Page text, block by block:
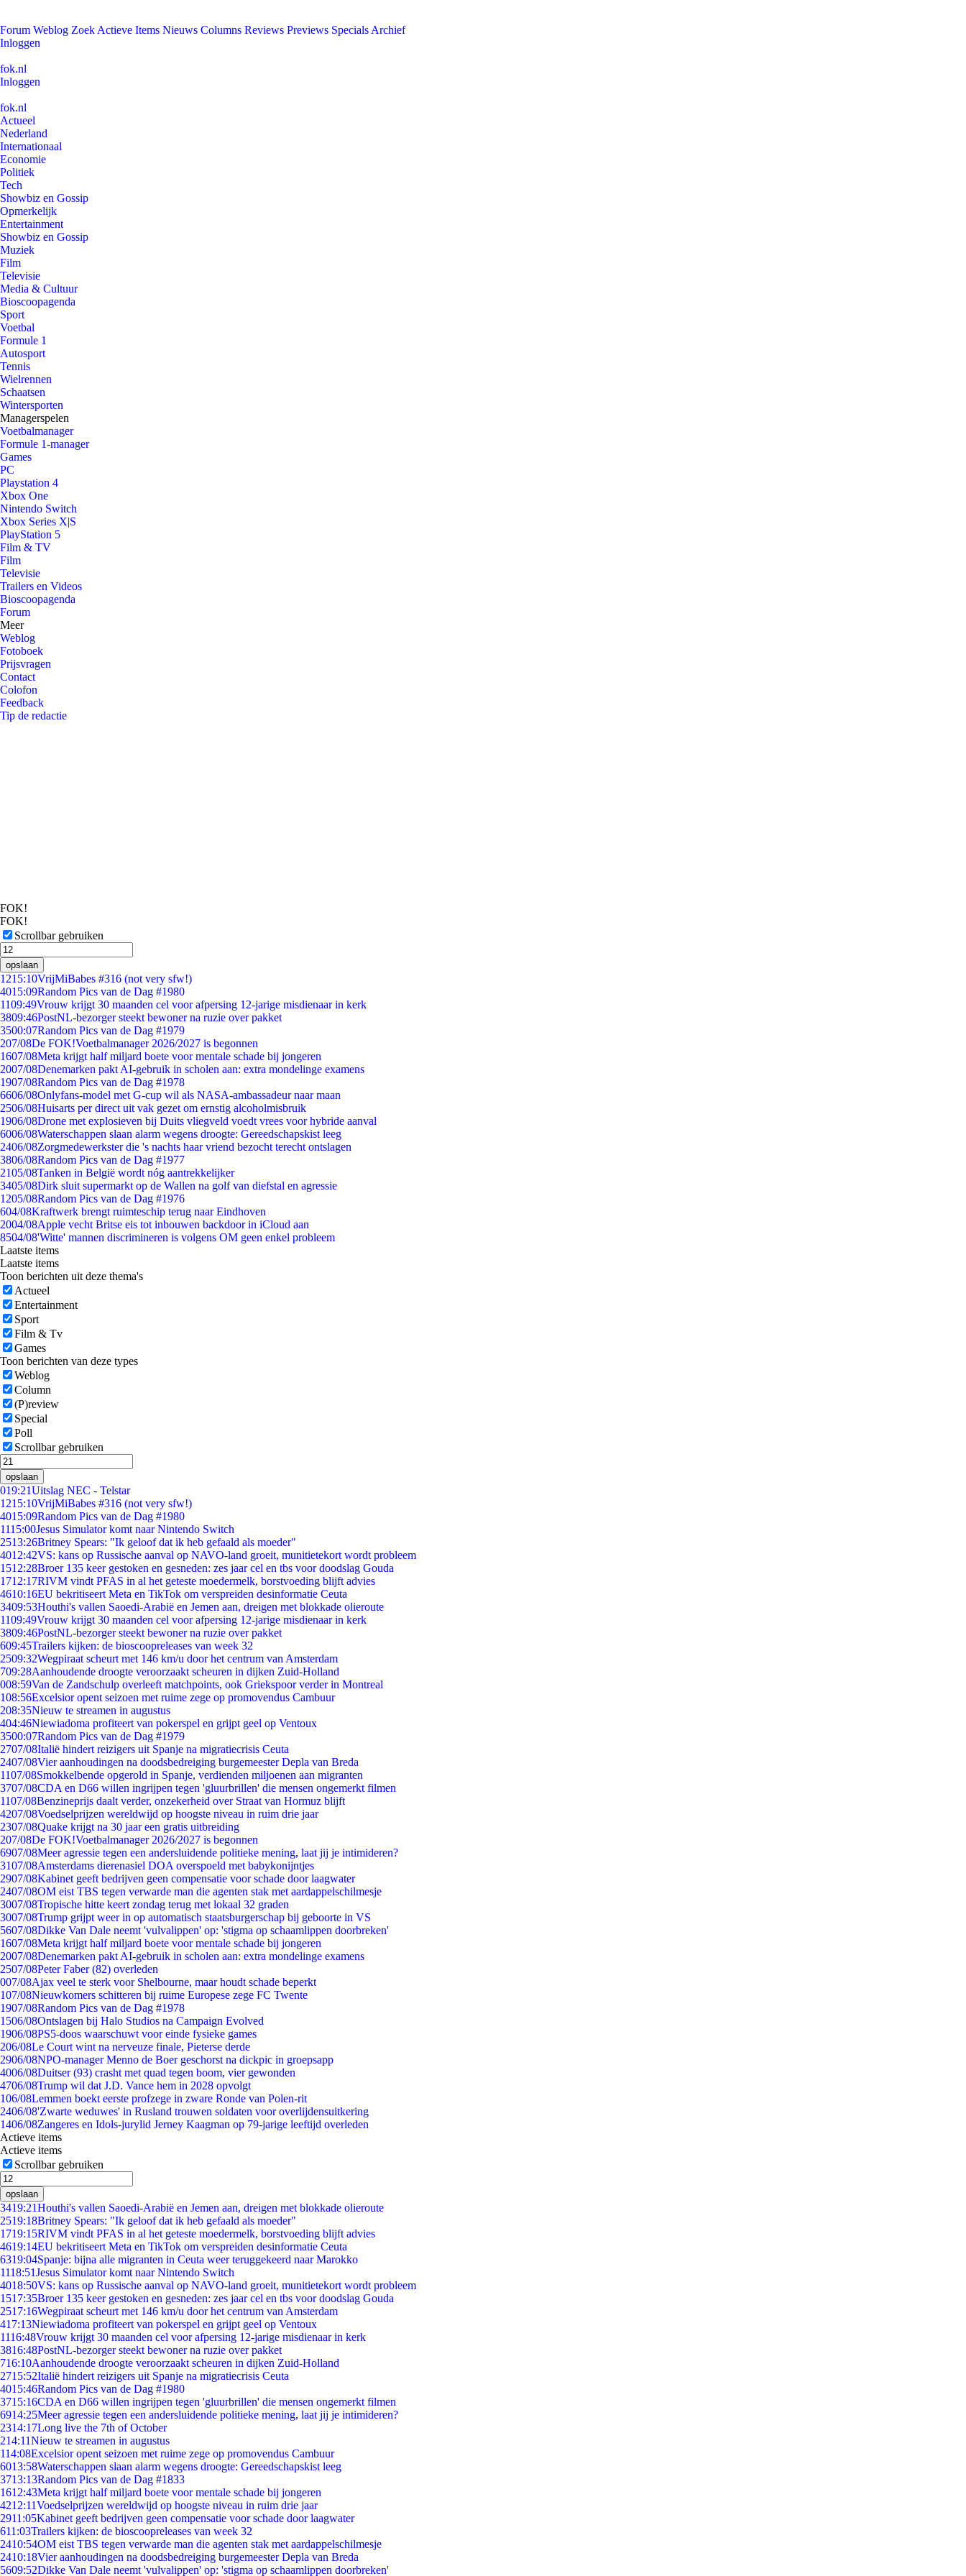
Forum Weblog Zoek Actieve Items Nieuws Columns Reviews Previews Specials Archief
Inloggen
fok.nl
Inloggen
fok.nl
Actueel
Nederland
Internationaal
Economie
Politiek
Tech
Showbiz en Gossip
Opmerkelijk
Entertainment
Showbiz en Gossip
Muziek
Film
Televisie
Media & Cultuur
Bioscoopagenda
Sport
Voetbal
Formule 1
Autosport
Tennis
Wielrennen
Schaatsen
Wintersporten
Managerspelen
Voetbalmanager
Formule 1-manager
Games
PC
Playstation 4
Xbox One
Nintendo Switch
Xbox Series X|S
PlayStation 5
Film & TV
Film
Televisie
Trailers en Videos
Bioscoopagenda
Forum
Meer
Weblog
Fotoboek
Prijsvragen
Contact
Colofon
Feedback
Tip de redactie
FOK!
FOK!
Scrollbar gebruiken
opslaan
1215:10VrijMiBabes #316 (not very sfw!)
4015:09Random Pics van de Dag #1980
1109:49Vrouw krijgt 30 maanden cel voor afpersing 12-jarige misdienaar in kerk
3809:46PostNL-bezorger steekt bewoner na ruzie over pakket
3500:07Random Pics van de Dag #1979
207/08De FOK!Voetbalmanager 2026/2027 is begonnen
1607/08Meta krijgt half miljard boete voor mentale schade bij jongeren
2007/08Denemarken pakt AI-gebruik in scholen aan: extra mondelinge examens
1907/08Random Pics van de Dag #1978
6606/08Onlyfans-model met G-cup wil als NASA-ambassadeur naar maan
2506/08Huisarts per direct uit vak gezet om ernstig alcoholmisbruik
1906/08Drone met explosieven bij Duits vliegveld voedt vrees voor hybride aanval
6006/08Waterschappen slaan alarm wegens droogte: Gereedschapskist leeg
2406/08Zorgmedewerkster die 's nachts haar vriend bezocht terecht ontslagen
3806/08Random Pics van de Dag #1977
2105/08Tanken in België wordt nóg aantrekkelijker
3405/08Dirk sluit supermarkt op de Wallen na golf van diefstal en agressie
1205/08Random Pics van de Dag #1976
604/08Kraftwerk brengt ruimteschip terug naar Eindhoven
2004/08Apple vecht Britse eis tot inbouwen backdoor in iCloud aan
8504/08'Witte' mannen discrimineren is volgens OM geen enkel probleem
Laatste items
Laatste items
Toon berichten uit deze thema's
Actueel
Entertainment
Sport
Film & Tv
Games
Toon berichten van deze types
Weblog
Column
(P)review
Special
Poll
Scrollbar gebruiken
opslaan
019:21Uitslag NEC - Telstar
1215:10VrijMiBabes #316 (not very sfw!)
4015:09Random Pics van de Dag #1980
1115:00Jesus Simulator komt naar Nintendo Switch
2513:26Britney Spears: "Ik geloof dat ik heb gefaald als moeder"
4012:42VS: kans op Russische aanval op NAVO-land groeit, munitietekort wordt probleem
1512:28Broer 135 keer gestoken en gesneden: zes jaar cel en tbs voor doodslag Gouda
1712:17RIVM vindt PFAS in al het geteste moedermelk, borstvoeding blijft advies
4610:16EU bekritiseert Meta en TikTok om verspreiden desinformatie Ceuta
3409:53Houthi's vallen Saoedi-Arabië en Jemen aan, dreigen met blokkade olieroute
1109:49Vrouw krijgt 30 maanden cel voor afpersing 12-jarige misdienaar in kerk
3809:46PostNL-bezorger steekt bewoner na ruzie over pakket
609:45Trailers kijken: de bioscoopreleases van week 32
2509:32Wegpiraat scheurt met 146 km/u door het centrum van Amsterdam
709:28Aanhoudende droogte veroorzaakt scheuren in dijken Zuid-Holland
008:59Van de Zandschulp overleeft matchpoints, ook Griekspoor verder in Montreal
108:56Excelsior opent seizoen met ruime zege op promovendus Cambuur
208:35Nieuw te streamen in augustus
404:46Niewiadoma profiteert van pokerspel en grijpt geel op Ventoux
3500:07Random Pics van de Dag #1979
2707/08Italië hindert reizigers uit Spanje na migratiecrisis Ceuta
2407/08Vier aanhoudingen na doodsbedreiging burgemeester Depla van Breda
1107/08Smokkelbende opgerold in Spanje, verdienden miljoenen aan migranten
3707/08CDA en D66 willen ingrijpen tegen 'gluurbrillen' die mensen ongemerkt filmen
1107/08Benzineprijs daalt verder, onzekerheid over Straat van Hormuz blijft
4207/08Voedselprijzen wereldwijd op hoogste niveau in ruim drie jaar
2307/08Quake krijgt na 30 jaar een gratis uitbreiding
207/08De FOK!Voetbalmanager 2026/2027 is begonnen
6907/08Meer agressie tegen een andersluidende politieke mening, laat jij je intimideren?
3107/08Amsterdams dierenasiel DOA overspoeld met babykonijntjes
2907/08Kabinet geeft bedrijven geen compensatie voor schade door laagwater
2407/08OM eist TBS tegen verwarde man die agenten stak met aardappelschilmesje
3007/08Tropische hitte keert zondag terug met lokaal 32 graden
3007/08Trump grijpt weer in op automatisch staatsburgerschap bij geboorte in VS
5607/08Dikke Van Dale neemt 'vulvalippen' op: 'stigma op schaamlippen doorbreken'
1607/08Meta krijgt half miljard boete voor mentale schade bij jongeren
2007/08Denemarken pakt AI-gebruik in scholen aan: extra mondelinge examens
2507/08Peter Faber (82) overleden
007/08Ajax veel te sterk voor Shelbourne, maar houdt schade beperkt
107/08Nieuwkomers schitteren bij ruime Europese zege FC Twente
1907/08Random Pics van de Dag #1978
1506/08Ontslagen bij Halo Studios na Campaign Evolved
1906/08PS5-doos waarschuwt voor einde fysieke games
206/08Le Court wint na nerveuze finale, Pieterse derde
2906/08NPO-manager Menno de Boer geschorst na dickpic in groepsapp
4006/08Duitser (93) crasht met quad tegen boom, vier gewonden
4706/08Trump wil dat J.D. Vance hem in 2028 opvolgt
106/08Lemmen boekt eerste profzege in zware Ronde van Polen-rit
2406/08'Zwarte weduwes' in Rusland trouwen soldaten voor overlijdensuitkering
1406/08Zangeres en Idols-jurylid Jerney Kaagman op 79-jarige leeftijd overleden
Actieve items
Actieve items
Scrollbar gebruiken
opslaan
3419:21Houthi's vallen Saoedi-Arabië en Jemen aan, dreigen met blokkade olieroute
2519:18Britney Spears: "Ik geloof dat ik heb gefaald als moeder"
1719:15RIVM vindt PFAS in al het geteste moedermelk, borstvoeding blijft advies
4619:14EU bekritiseert Meta en TikTok om verspreiden desinformatie Ceuta
6319:04Spanje: bijna alle migranten in Ceuta weer teruggekeerd naar Marokko
1118:51Jesus Simulator komt naar Nintendo Switch
4018:50VS: kans op Russische aanval op NAVO-land groeit, munitietekort wordt probleem
1517:35Broer 135 keer gestoken en gesneden: zes jaar cel en tbs voor doodslag Gouda
2517:16Wegpiraat scheurt met 146 km/u door het centrum van Amsterdam
417:13Niewiadoma profiteert van pokerspel en grijpt geel op Ventoux
1116:48Vrouw krijgt 30 maanden cel voor afpersing 12-jarige misdienaar in kerk
3816:48PostNL-bezorger steekt bewoner na ruzie over pakket
716:10Aanhoudende droogte veroorzaakt scheuren in dijken Zuid-Holland
2715:52Italië hindert reizigers uit Spanje na migratiecrisis Ceuta
4015:46Random Pics van de Dag #1980
3715:16CDA en D66 willen ingrijpen tegen 'gluurbrillen' die mensen ongemerkt filmen
6914:25Meer agressie tegen een andersluidende politieke mening, laat jij je intimideren?
2314:17Long live the 7th of October
214:11Nieuw te streamen in augustus
114:08Excelsior opent seizoen met ruime zege op promovendus Cambuur
6013:58Waterschappen slaan alarm wegens droogte: Gereedschapskist leeg
3713:13Random Pics van de Dag #1833
1612:43Meta krijgt half miljard boete voor mentale schade bij jongeren
4212:11Voedselprijzen wereldwijd op hoogste niveau in ruim drie jaar
2911:05Kabinet geeft bedrijven geen compensatie voor schade door laagwater
611:03Trailers kijken: de bioscoopreleases van week 32
2410:54OM eist TBS tegen verwarde man die agenten stak met aardappelschilmesje
2410:18Vier aanhoudingen na doodsbedreiging burgemeester Depla van Breda
5609:52Dikke Van Dale neemt 'vulvalippen' op: 'stigma op schaamlippen doorbreken'